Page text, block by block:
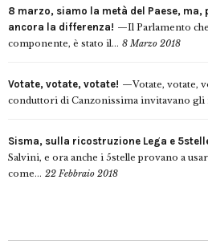
8 marzo, siamo la metà del Paese,
ancora la differenza!
Il Parlamento
componente, è stato il... 8 Marzo 2018
Votate, votate, votate!
Votate, votate,
conduttori di Canzonissima invitavano gli
Sisma, sulla ricostruzione Lega e
Salvini, e ora anche i 5stelle provano a
come... 22 Febbraio 2018